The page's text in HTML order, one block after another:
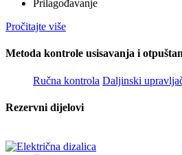
Prilagođavanje
Pročitajte više
Metoda kontrole usisavanja i
Ručna kontrola Daljinski
Rezervni dijelovi